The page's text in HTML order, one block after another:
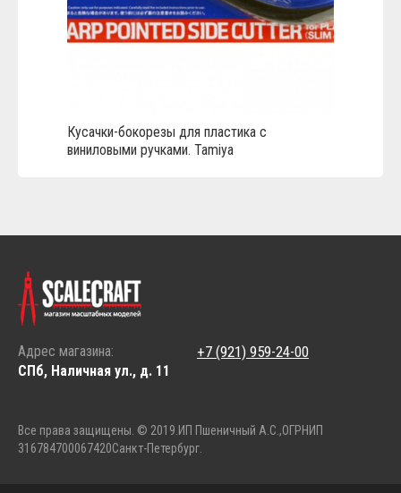
Кусачки-бокорезы для пластика с
виниловыми ручками. Tamiya
Адрес магазина:
СПб, Наличная ул., д. 11
+7 (921) 959-24-00
Все права защищены. © 2019. ИП Пшеничный А.С.,ОГРНИП
316784700067420Санкт-Петербург.